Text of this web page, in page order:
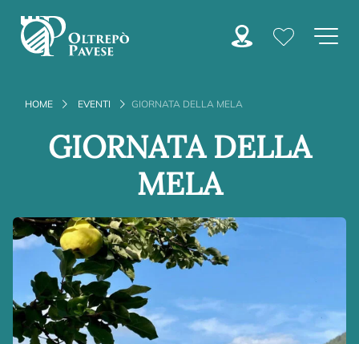
HOME EVENTI GIORNATA DELLA MELA
GIORNATA DELLA
MELA